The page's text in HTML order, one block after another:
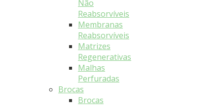
Não
Reabsorvíveis
Membranas
Reabsorvíveis
Matrizes
Regenerativas
Malhas
Perfuradas
Brocas
Brocas